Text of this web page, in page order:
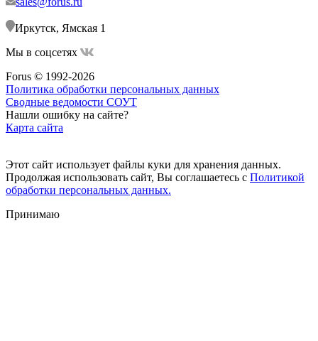
Иркутск, Ямская 1
Мы в соцсетях
Forus © 1992-2026
Политика обработки персональных данных
Сводные ведомости СОУТ
Нашли ошибку на сайте?
Карта сайта
Этот сайт использует файлы куки для хранения данных.
Продолжая использовать сайт, Вы соглашаетесь с Политикой
обработки персональных данных.
Принимаю